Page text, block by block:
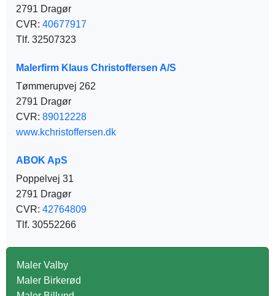
2791 Dragør
CVR: 40677917
Tlf. 32507323
Malerfirm Klaus Christoffersen A/S
Tømmerupvej 262
2791 Dragør
CVR: 89012228
www.kchristoffersen.dk
ABOK ApS
Poppelvej 31
2791 Dragør
CVR: 42764809
Tlf. 30552266
Maler Valby
Maler Birkerød